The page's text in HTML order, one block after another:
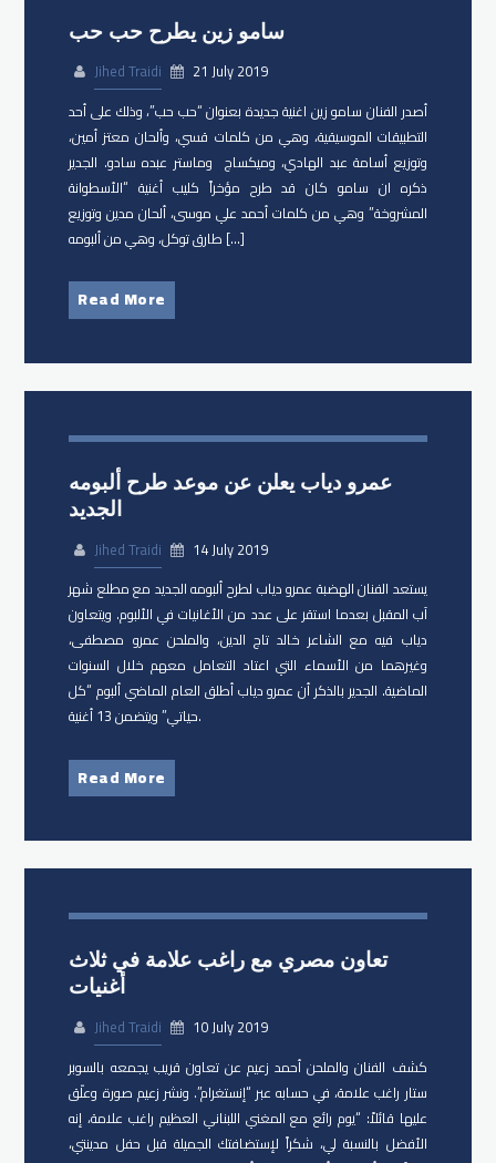
سامو زين يطرح حب حب
Jihed Traidi
21 July 2019
أصدر الفنان سامو زين​ اغنية جديدة بعنوان “​حب حب​”، وذلك على أحد
التطبيقات الموسيقية، وهي من كلمات قسي، وألحان معتز أمين،
وتوزيع أسامة عبد الهادي، وميكساج وماستر عبده سادو. الجدير
ذكره ان سامو كان قد طرح مؤخراً كليب أغنية “الأسطوانة
المشروخة” وهي من كلمات أحمد علي موسى، ألحان مدين وتوزيع
طارق توكل، وهي من ألبومه […]
Read More
عمرو دياب يعلن عن موعد طرح ألبومه
الجديد
Jihed Traidi
14 July 2019
يستعد الفنان الهضبة عمرو دياب​ لطرح ألبومه الجديد مع مطلع شهر
آب المقبل بعدما استقر على عدد من الأغانيات في الألبوم. ويتعاون
دياب فيه مع الشاعر خالد تاج الدين، والملحن عمرو مصطفى،
وغيرهما من الأسماء التي اعتاد التعامل معهم خلال السنوات
الماضية. الجدير بالذكر أن عمرو دياب أطلق العام الماضي ألبوم “كل
حياتي” ويتضمن 13 أغنية.
Read More
تعاون مصري مع راغب علامة في ثلاث
أغنيات
Jihed Traidi
10 July 2019
كشف الفنان والملحن أحمد زعيم عن تعاون قريب يجمعه بالسوبر
ستار راغب علامة، في حسابه عبر “إنستغرام”. ونشر زعيم صورة وعلّق
عليها قائلاً: “يوم رائع مع المغني اللبناني العظيم راغب علامة، إنه
الأفضل بالنسبة لي، شكراً لإستضافتك الجميلة قبل حفل مدينتي،